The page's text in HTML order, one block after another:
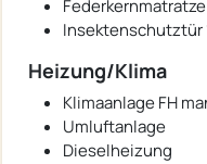
Federkernmatratze
Insektenschutztür
Heizung/Klima
Klimaanlage FH
Umluftanlage
Dieselheizung